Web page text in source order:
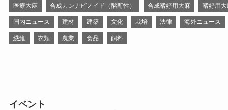
医療大麻 合成カンナビノイド（酩酊性） 合成嗜好用大麻 嗜好用
国内ニュース 建材 建築 文化 栽培 法律 海外ニュース
繊維 衣類 農業 食品 飼料
イベント